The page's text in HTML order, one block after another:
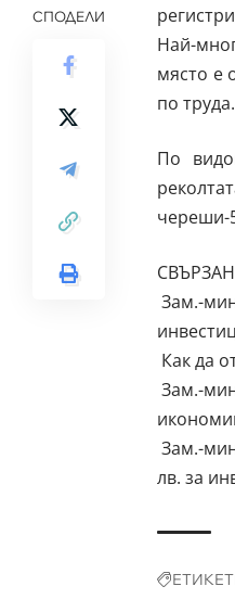
СПОДЕЛИ
Най-
място е
по труда.
По
череши-
Зам.-
Как да
Зам.-
Зам.-
лв. за